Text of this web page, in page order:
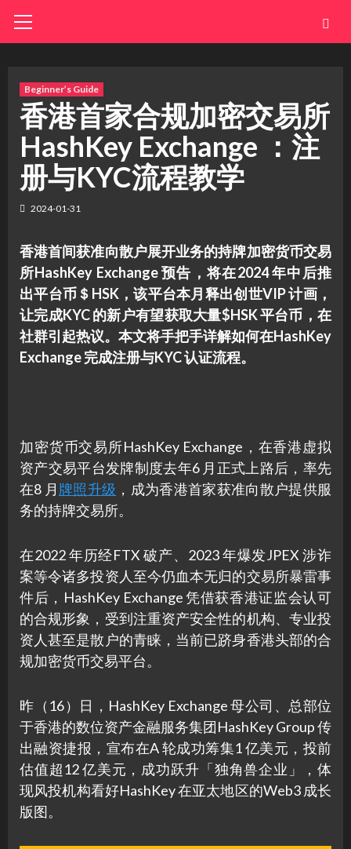
Menu
Beginner’s Guide
香港首家合规加密交易所
HashKey Exchange ：注
册与KYC流程教学
2024-01-31
香港首间获准向散户展开业务的持牌加密货币交易
所HashKey Exchange 预告，将在2024 年中后推
出平台币＄HSK，该平台本月释出创世VIP 计画，
让完成KYC 的新户有望获取大量$HSK 平台币，在
社群引起热议。本文将手把手详解如何在HashKey
Exchange 完成注册与KYC 认证流程。
加密货币交易所HashKey Exchange，在香港虚拟
资产交易平台发牌制度去年6 月正式上路后，率先
在8 月 牌照升级 ，成为香港首家获准向散户提供服
务的持牌交易所。
在2022 年历经FTX 破产、2023 年爆发JPEX 涉诈
案等令诸多投资人至今仍血本无归的交易所暴雷事
件后，HashKey Exchange 凭借获香港证监会认可
的合规形象，受到注重资产安全性的机构、专业投
资人甚至是散户的青睐，当前已跻身香港头部的合
规加密货币交易平台。
昨（16）日，HashKey Exchange 母公司、总部位
于香港的数位资产金融服务集团HashKey Group 传
出融资捷报，宣布在A 轮成功筹集1 亿美元，投前
估值超12 亿美元，成功跃升「独角兽企业」，体
现风投机构看好HashKey 在亚太地区的Web3 成长
版图。